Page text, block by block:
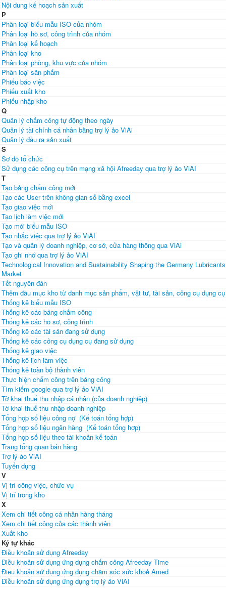
Nội dung kế hoạch sản xuất
P
Phân loại biểu mẫu ISO của nhóm
Phân loại hồ sơ, công trình của nhóm
Phân loại kế hoạch
Phân loại kho
Phân loại phòng, khu vực của nhóm
Phân loại sản phẩm
Phiếu báo việc
Phiếu xuất kho
Phiếu nhập kho
Q
Quản lý chấm công tự động theo ngày
Quản lý tài chính cá nhân bằng trợ lý ảo ViAi
Quản lý đầu ra sản xuất
S
Sơ đồ tổ chức
Sử dụng các công cụ trên mạng xã hội Afreeday qua trợ lý ảo ViAI
T
Tạo bảng chấm công mới
Tạo các User trên không gian số bằng excel
Tạo giao việc mới
Tạo lịch làm việc mới
Tạo mới biểu mẫu ISO
Tạo nhắc việc qua trợ lý ảo ViAI
Tạo và quản lý doanh nghiệp, cơ sở, cửa hàng thông qua ViAi
Tạo ghi nhớ qua trợ lý ảo ViAI
Technological Innovation and Sustainability Shaping the Germany Lubricants
Market
Tết nguyên đán
Thêm đầu mục kho từ danh mục sản phẩm, vật tư, tài sản, công cụ dụng cụ
Thống kê biểu mẫu ISO
Thống kê các bảng chấm công
Thống kê các hồ sơ, công trình
Thống kê các tài sản đang sử dụng
Thống kê các công cụ dụng cụ đang sử dụng
Thống kê giao việc
Thống kê lịch làm việc
Thống kê toàn bộ thành viên
Thực hiện chấm công trên bảng công
Tìm kiếm google qua trợ lý ảo ViAI
Tờ khai thuế thu nhập cá nhân (của doanh nghiệp)
Tờ khai thuế thu nhập doanh nghiệp
Tổng hợp số liệu công nợ (Kế toán tổng hợp)
Tổng hợp số liệu ngân hàng (Kế toán tổng hợp)
Tổng hợp số liệu theo tài khoản kế toán
Trang tổng quan bán hàng
Trợ lý ảo ViAI
Tuyển dụng
V
Vị trí công việc, chức vụ
Vị trí trong kho
X
Xem chi tiết công cá nhân hàng tháng
Xem chi tiết công của các thành viên
Xuất kho
Ký tự khác
Điều khoản sử dụng Afreeday
Điều khoản sử dụng ứng dụng chấm công Afreeday Time
Điều khoản sử dụng ứng dụng chăm sóc sức khoẻ Amed
Điều khoản sử dụng ứng dụng trợ lý ảo ViAI